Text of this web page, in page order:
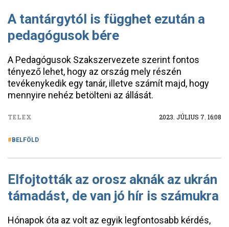
A tantárgytól is függhet ezután a
pedagógusok bére
A Pedagógusok Szakszervezete szerint fontos
tényező lehet, hogy az ország mely részén
tevékenykedik egy tanár, illetve számít majd, hogy
mennyire nehéz betölteni az állását.
TELEX 2023. JÚLIUS 7. 16:08
BELFÖLD
Elfojtották az orosz aknák az ukrán
támadást, de van jó hír is számukra
Hónapok óta az volt az egyik legfontosabb kérdés,